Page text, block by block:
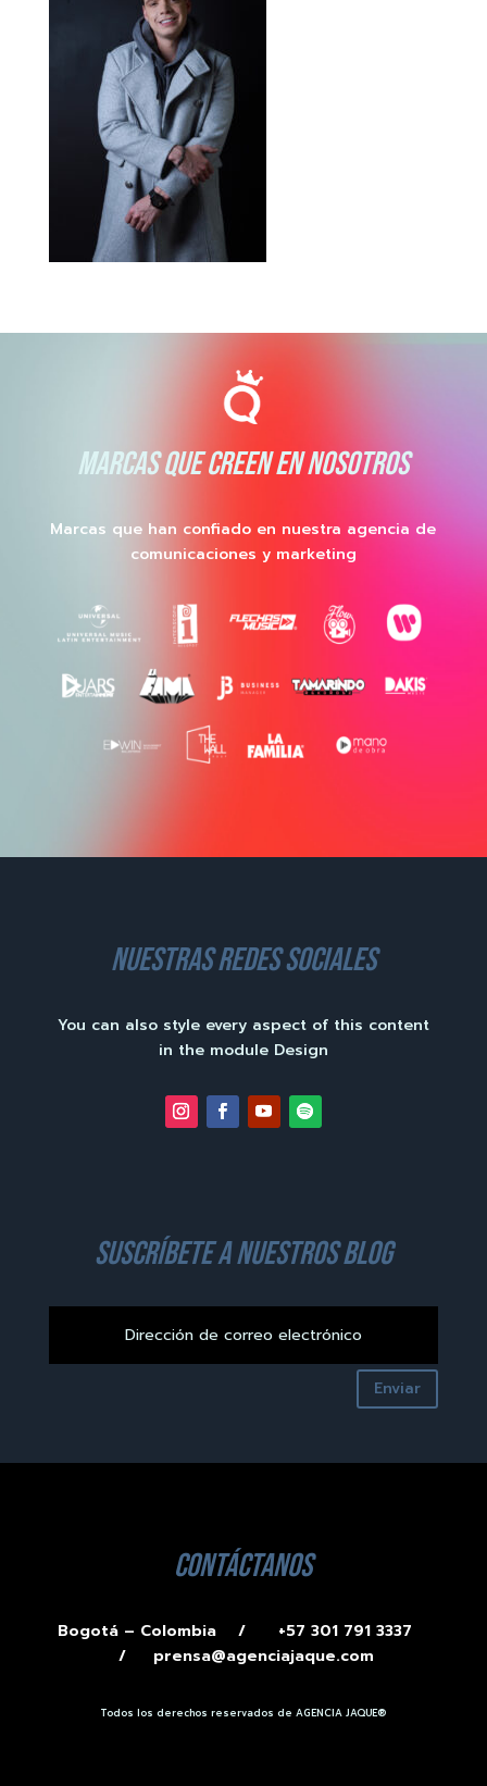
MARCAS QUE CREEN EN NOSOTROS
Marcas que han confiado en nuestra agencia de
comunicaciones y marketing
nuestras redes sociales
You can also style every aspect of this content
in the module Design
suscríbete a nuestros blog
Enviar
contáctanos
Bogotá – Colombia /
+57 301 791 3337
/ prensa@agenciajaque.com
Todos los derechos reservados de AGENCIA JAQUE®